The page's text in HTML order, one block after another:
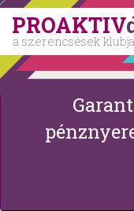
PROAKTIV
a szerencsések klubja